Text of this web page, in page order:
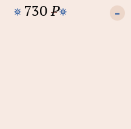
730P -